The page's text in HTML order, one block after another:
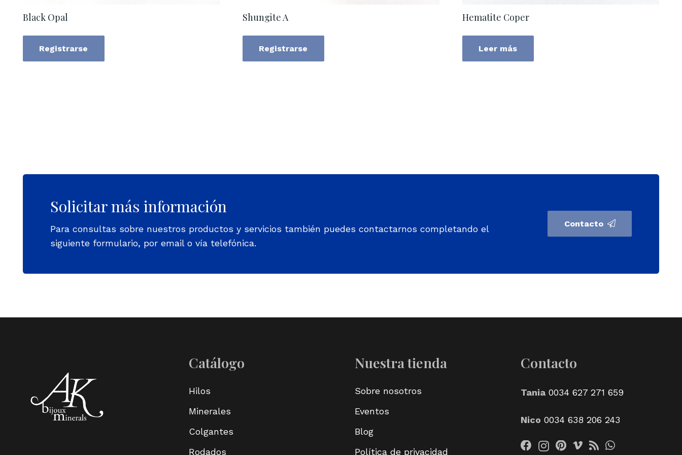
Black Opal
Registrarse
Shungite A
Registrarse
Hematite Coper
Leer más
Solicitar más información
Para consultas sobre nuestros productos y servicios también puedes contactarnos completando el
siguiente formulario, por email o vía telefónica.
Contacto
Catálogo
Hilos
Minerales
Colgantes
Rodados
Nuestra tienda
Sobre nosotros
Eventos
Blog
Política de privacidad
Contacto
Tania 0034 627 271 659
Nico 0034 638 206 243